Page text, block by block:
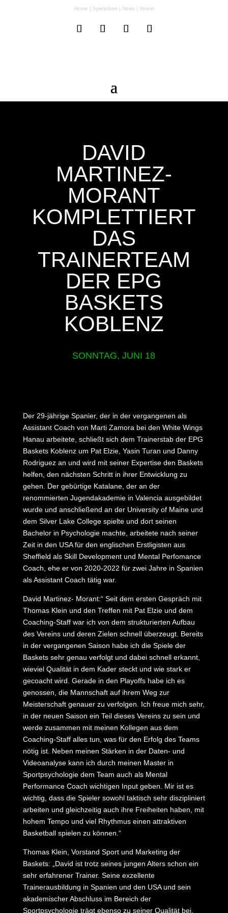
Home | Spielpläne | News| Verein
DAVID
MARTINEZ-
MORANT
KOMPLETTIERT
DAS
TRAINERTEAM
DER EPG
BASKETS
KOBLENZ
SONNTAG, JUNI 18
Der 29-jährige Spanier, der in der vergangenen als
Assistant Coach von Marti Zamora bei den White Wings
Hanau arbeitete, schließt sich dem Trainerstab der EPG
Baskets Koblenz um Pat Elzie, Yasin Turan und Danny
Rodriguez an und wird mit seiner Expertise den Baskets
helfen, den nächsten Schritt in ihrer Entwicklung zu
gehen. Der gebürtige Katalane, der an der
renommierten Jugendakademie in Valencia ausgebildet
wurde und anschließend an der University of Maine und
dem Silver Lake College spielte und dort seinen
Bachelor in Psychologie machte, arbeitete nach seiner
Zeit in den USA für den englischen Erstligisten aus
Sheffield als Skill Development und Mental Perfomance
Coach, ehe er von 2020-2022 für zwei Jahre in Spanien
als Assistant Coach tätig war.
David Martinez- Morant:“ Seit dem ersten Gespräch mit
Thomas Klein und den Treffen mit Pat Elzie und dem
Coaching-Staff war ich von dem strukturierten Aufbau
des Vereins und deren Zielen schnell überzeugt. Bereits
in der vergangenen Saison habe ich die Spiele der
Baskets sehr genau verfolgt und dabei schnell erkannt,
wieviel Qualität in dem Kader steckt und wie stark er
gecoacht wird. Gerade in den Playoffs habe ich es
genossen, die Mannschaft auf ihrem Weg zur
Meisterschaft genauer zu verfolgen. Ich freue mich sehr,
in der neuen Saison ein Teil dieses Vereins zu sein und
werde zusammen mit meinen Kollegen aus dem
Coaching-Staff alles tun, was für den Erfolg des Teams
nötig ist. Neben meinen Stärken in der Daten- und
Videoanalyse kann ich durch meinen Master in
Sportpsychologie dem Team auch als Mental
Performance Coach wichtigen Input geben. Mir ist es
wichtig, dass die Spieler sowohl taktisch sehr diszipliniert
arbeiten und gleichzeitig auch ihre Freiheiten haben, mit
hohem Tempo und viel Rhythmus einen attraktiven
Basketball spielen zu können.“
Thomas Klein, Vorstand Sport und Marketing der
Baskets: „David ist trotz seines jungen Alters schon ein
sehr erfahrener Trainer. Seine exzellente
Trainerausbildung in Spanien und den USA und sein
akademischer Abschluss im Bereich der
Sportpsychologie trägt ebenso zu seiner Qualität bei,